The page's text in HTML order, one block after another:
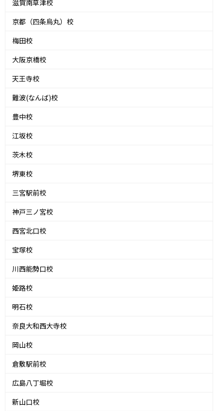
滋賀南草津校
京都（四条烏丸）校
梅田校
大阪京橋校
天王寺校
難波(なんば)校
豊中校
江坂校
茨木校
堺東校
三宮駅前校
神戸三ノ宮校
西宮北口校
宝塚校
川西能勢口校
姫路校
明石校
奈良大和西大寺校
岡山校
倉敷駅前校
広島八丁堀校
新山口校